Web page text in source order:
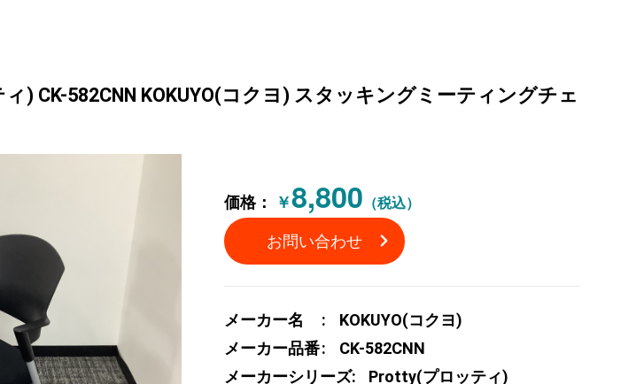
) CK-582CNN KOKUYO(コクヨ) スタッキングミーティングチェ
価格： ￥8,800 （税込）
お問い合わせ
メーカー名
KOKUYO(コクヨ)
メーカー品番
CK-582CNN
メーカーシリーズ
Protty(プロッティ)